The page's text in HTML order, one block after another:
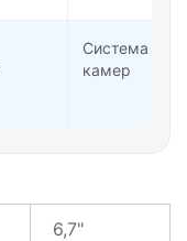
Система Pro-
камер
6,7"